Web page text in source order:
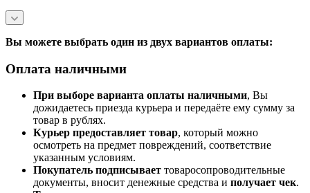
Вы можете выбрать один из двух вариантов оплаты:
Оплата наличными
При выборе варианта оплаты наличными, Вы
дожидаетесь приезда курьера и передаёте ему сумму за
товар в рублях.
Курьер предоставляет товар, который можно
осмотреть на предмет повреждений, соответствие
указанным условиям.
Покупатель подписывает товаросопроводительные
документы, вносит денежные средства и получает чек.